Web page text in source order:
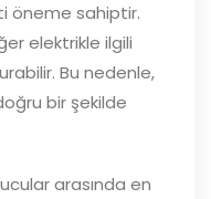
öneme sahiptir.
elektrikle ilgili
Bu nedenle,
bir şekilde
arasında en